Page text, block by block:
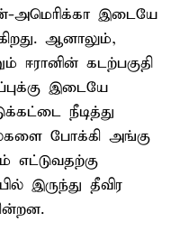
அமெரிக்கா இடையே
ஆனாலும்,
ஈரானின் கடற்பகுதி
இடையே
நீடித்து
போக்கி அங்கு
எட்டுவதற்கு
இருந்து தீவிர